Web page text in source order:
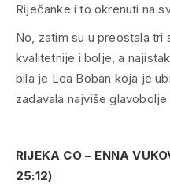
Riječanke i to okrenuti na
No, zatim su u preostala tri
kvalitetnije i bolje, a
bila je Lea Boban koja je
zadavala najviše
RIJEKA CO – ENNA
25:12)